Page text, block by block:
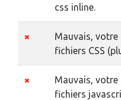
css inline.
Mauvais,
fichiers CSS
Mauvais,
fichiers